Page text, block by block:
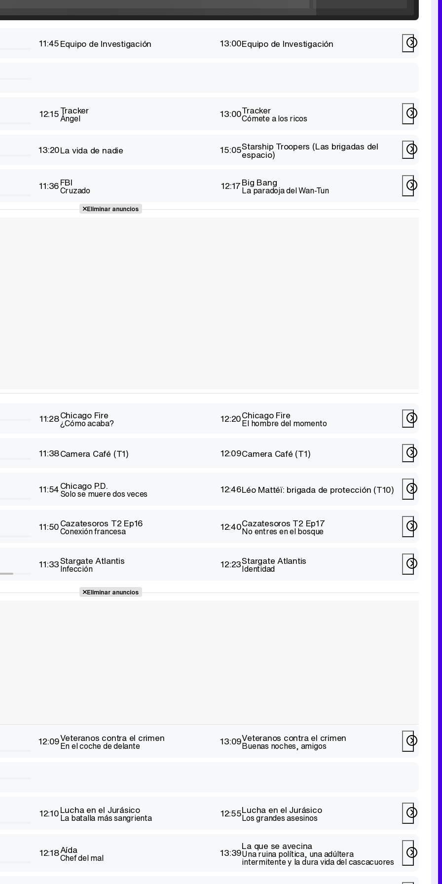
11:45Equipo de Investigación 13:00Equipo de Investigación
12:15Tracker
Ángel 13:00Tracker
Cómete a los ricos
13:20La vida de nadie 15:05Starship Troopers (Las brigadas del
espacio)
11:36FBI
Cruzado 12:17Big Bang
La paradoja del Wan-Tun
Eliminar anuncios
11:28Chicago Fire
¿Cómo acaba? 12:20Chicago Fire
El hombre del momento
11:38Camera Café (T1) 12:09Camera Café (T1)
11:54Chicago P.D.
Solo se muere dos veces 12:46Léo Mattéï: brigada de protección (T10)
11:50Cazatesoros T2 Ep16
Conexión francesa 12:40Cazatesoros T2 Ep17
No entres en el bosque
11:33Stargate Atlantis
Infección 12:23Stargate Atlantis
Identidad
Eliminar anuncios
12:09Veteranos contra el crimen
En el coche de delante 13:09Veteranos contra el crimen
Buenas noches, amigos
12:10Lucha en el Jurásico
La batalla más sangrienta 12:55Lucha en el Jurásico
Los grandes asesinos
12:18Aída
Chef del mal 13:39
La que se avecina
Una ruina política, una adúltera
intermitente y la dura vida del cascacuores